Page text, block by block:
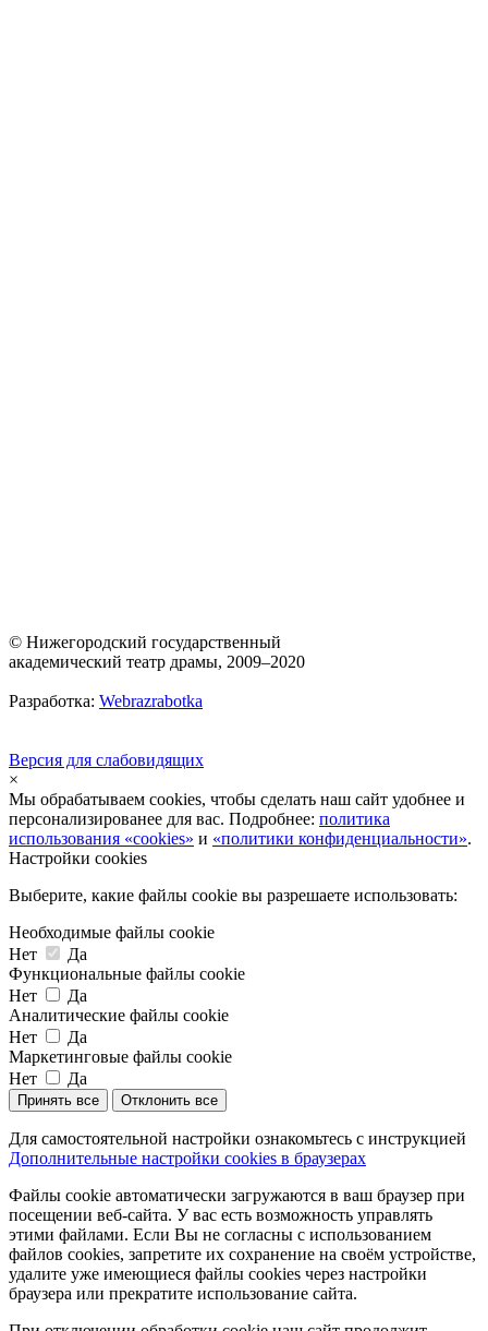
© Нижегородский государственный
академический театр драмы, 2009–2020
Разработка: Webrazrabotka
Версия для слабовидящих
×
Мы обрабатываем cookies, чтобы сделать наш сайт удобнее и
персонализированее для вас. Подробнее: политика
использования «cookies» и «политики конфиденциальности».
Настройки cookies
Выберите, какие файлы cookie вы разрешаете использовать:
Необходимые файлы cookie
Нет
Да
Функциональные файлы cookie
Нет
Да
Аналитические файлы cookie
Нет
Да
Маркетинговые файлы cookie
Нет
Да
Принять все Отклонить все
Для самостоятельной настройки ознакомьтесь с инструкцией
Дополнительные настройки cookies в браузерах
Файлы cookie автоматически загружаются в ваш браузер при
посещении веб-сайта. У вас есть возможность управлять
этими файлами. Если Вы не согласны с использованием
файлов cookies, запретите их сохранение на своём устройстве,
удалите уже имеющиеся файлы cookies через настройки
браузера или прекратите использование сайта.